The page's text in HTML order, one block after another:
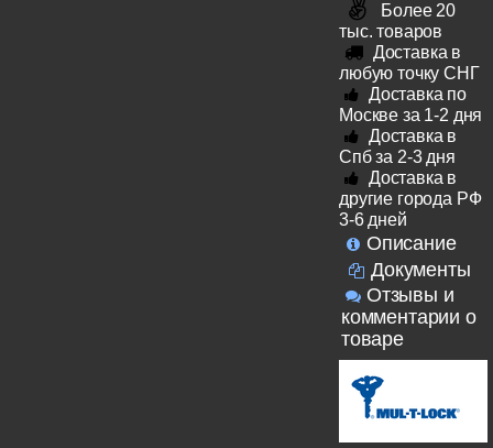
Более 20
тыс. товаров
Доставка в
любую точку СНГ
Доставка по
Москве за 1-2 дня
Доставка в
Спб за 2-3 дня
Доставка в
другие города РФ
3-6 дней
Описание
Документы
Отзывы и
комментарии о
товаре